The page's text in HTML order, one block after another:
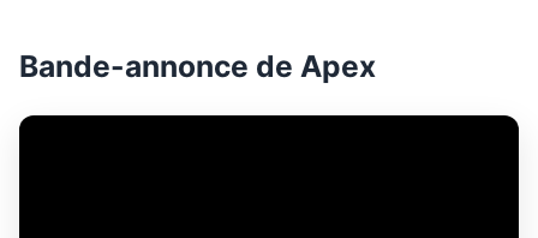
Bande-annonce de Apex